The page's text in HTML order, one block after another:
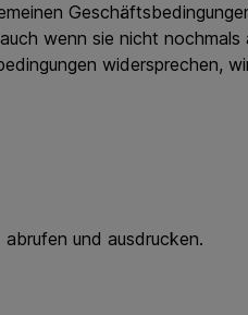
wenn sie nicht
widersprechen,
und ausdrucken.